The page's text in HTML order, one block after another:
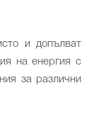
и допълват
на енергия с
за различни